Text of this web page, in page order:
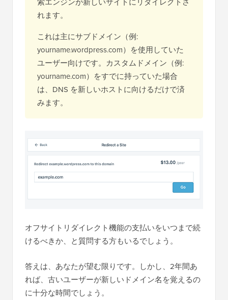
れます。
これは主にサブドメイン（例:
yourname.wordpress.com）を使用していた
ユーザー向けです。カスタムドメイン（例:
yourname.com）をすでに持っていた場合
は、DNS を新しいホストに向けるだけで済
みます。
オフサイトリダイレクト機能の支払いをいつまで続
けるべきか、と質問する方もいるでしょう。
答えは、あなたが望む限りです。しかし、2年間あ
れば、古いユーザーが新しいドメイン名を覚えるの
に十分な時間でしょう。